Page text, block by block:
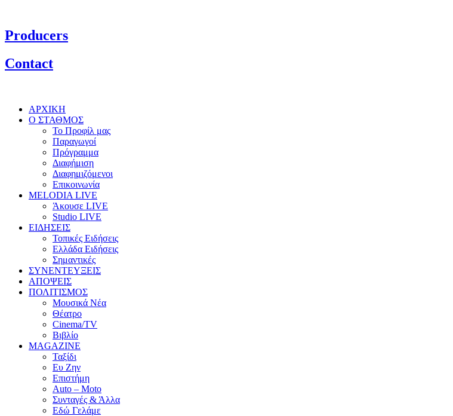
Producers
Contact
ΑΡΧΙΚΗ
Ο ΣΤΑΘΜΟΣ
Το Προφίλ μας
Παραγωγοί
Πρόγραμμα
Διαφήμιση
Διαφημιζόμενοι
Επικοινωνία
MELODIA LIVE
Άκουσε LIVE
Studio LIVE
ΕΙΔΗΣΕΙΣ
Τοπικές Ειδήσεις
Ελλάδα Ειδήσεις
Σημαντικές
ΣΥΝΕΝΤΕΥΞΕΙΣ
ΑΠΟΨΕΙΣ
ΠΟΛΙΤΙΣΜΟΣ
Μουσικά Νέα
Θέατρο
Cinema/TV
Βιβλίο
MAGAZINE
Ταξίδι
Ευ Ζην
Επιστήμη
Auto – Moto
Συνταγές & Άλλα
Εδώ Γελάμε